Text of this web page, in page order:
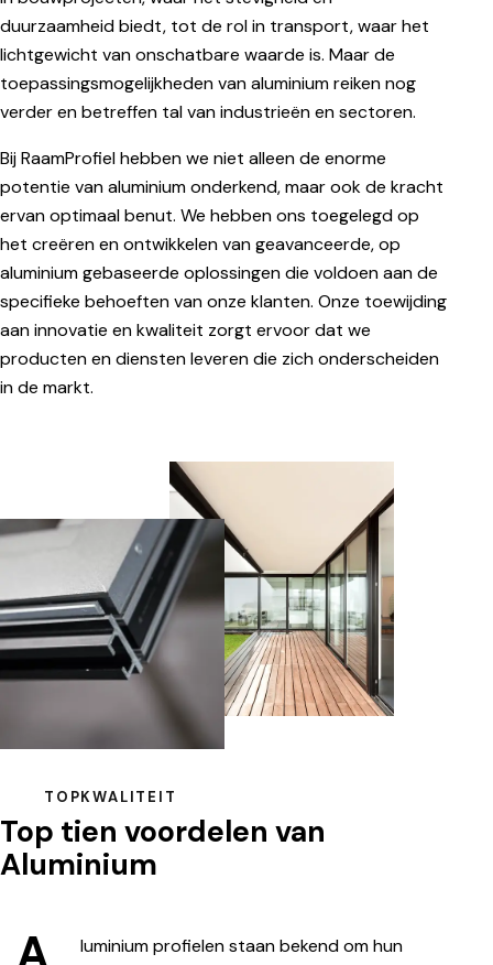
duurzaamheid biedt, tot de rol in transport, waar het
lichtgewicht van onschatbare waarde is. Maar de
toepassingsmogelijkheden van aluminium reiken nog
verder en betreffen tal van industrieën en sectoren.
Bij RaamProfiel hebben we niet alleen de enorme
potentie van aluminium onderkend, maar ook de kracht
ervan optimaal benut. We hebben ons toegelegd op
het creëren en ontwikkelen van geavanceerde, op
aluminium gebaseerde oplossingen die voldoen aan de
specifieke behoeften van onze klanten. Onze toewijding
aan innovatie en kwaliteit zorgt ervoor dat we
producten en diensten leveren die zich onderscheiden
in de markt.
TOPKWALITEIT
Top tien voordelen van
Aluminium
luminium profielen staan bekend om hun